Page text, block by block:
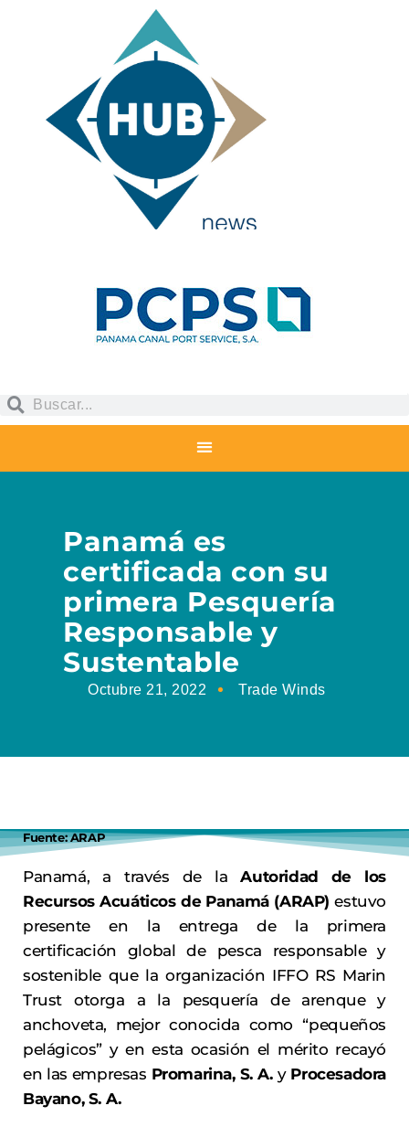
Panamá es
certificada con su
primera Pesquería
Responsable y
Sustentable
Octubre 21, 2022 Trade Winds
Fuente: ARAP
Panamá, a través de la Autoridad de los
Recursos Acuáticos de Panamá (ARAP) estuvo
presente en la entrega de la primera
certificación global de pesca responsable y
sostenible que la organización IFFO RS Marin
Trust otorga a la pesquería de arenque y
anchoveta, mejor conocida como “pequeños
pelágicos” y en esta ocasión el mérito recayó
en las empresas Promarina, S. A.y Procesadora
Bayano, S. A.